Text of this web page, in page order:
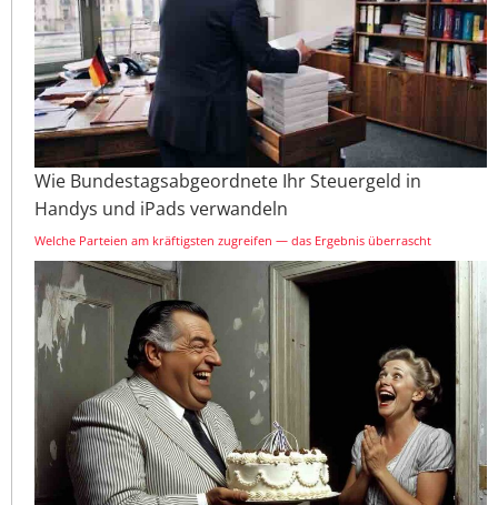
Wie Bundestagsabgeordnete Ihr Steuergeld in
Handys und iPads verwandeln
Welche Parteien am kräftigsten zugreifen — das Ergebnis überrascht